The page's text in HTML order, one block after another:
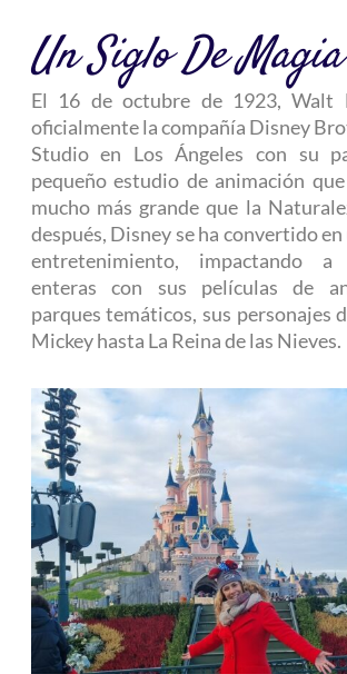
Un Siglo De
El 16 de octubre de 1923, Walt
oficialmente la compañía Disney
Studio en Los Ángeles con su
pequeño estudio de animación
mucho más grande que la
después, Disney se ha convertido
entretenimiento, impactando a
enteras con sus películas de
parques temáticos, sus personajes
Mickey hasta La Reina de las Nieves.